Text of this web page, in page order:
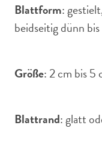
Blattform:
beidseitig dünn
Größe: 2 cm bis 5
Blattrand: glatt